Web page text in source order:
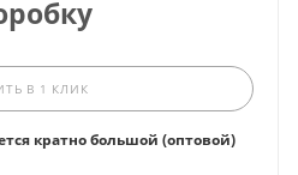
В 1 КЛИК
кратно большой (оптовой)